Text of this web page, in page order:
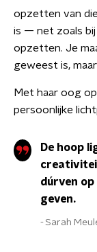
opzetten van
is — net zoals
opzetten. Je
geweest is,
Met haar oog
persoonlijke
De hoop
dúrven op
geven.
Sarah